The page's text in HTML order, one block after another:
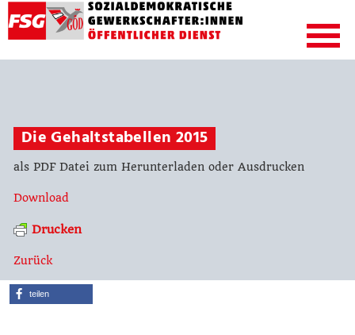
Die Gehaltstabellen 2015
als PDF Datei zum Herunterladen oder Ausdrucken
Download
Drucken
Zurück
teilen